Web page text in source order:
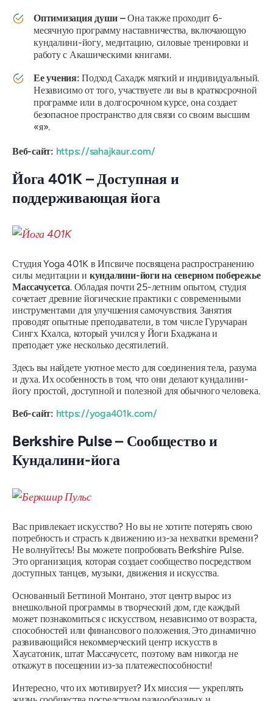
Оптимизация души –Она также проходит 6-
месячную программу наставничества, включающую
кундалини-йогу, медитацию, силовые тренировки и
работу с Акашическими книгами.
Ее учения:Подход Сахадж мягкий и индивидуальный.
Независимо от того, участвуете ли вы в краткосрочной
программе или в долгосрочном курсе, она создает
безопасное пространство для связи со своим высшим
«я».
Веб-сайт: https://sahajkaur.com/
Йога 401K – Доступная и
поддерживающая йога
Студия Yoga 401K в Ипсвиче посвящена распространению
силы медитации и кундалини-йоги на северном побережье
Массачусетса. Обладая почти 25-летним опытом, студия
сочетает древние йогические практики с современными
инструментами для улучшения самочувствия. Занятия
проводят опытные преподаватели, в том числе Гуручаран
Сингх Кхалса, который учился у Йоги Бхаджана и
преподает уже несколько десятилетий.
Здесь вы найдете уютное место для соединения тела, разума
и духа. Их особенность в том, что они делают кундалини-
йогу простой, доступной и полезной для обычного человека.
Веб-сайт: https://yoga401k.com/
Berkshire Pulse – Сообщество и
Кундалини-йога
Вас привлекает искусство? Но вы не хотите потерять свою
потребность и страсть к движению из-за нехватки времени?
Не волнуйтесь! Вы можете попробовать Berkshire Pulse.
Это организация, которая создает сообщество посредством
доступных танцев, музыки, движения и искусства.
Основанный Беттиной Монтано, этот центр вырос из
внешкольной программы в творческий дом, где каждый
может познакомиться с искусством, независимо от возраста,
способностей или финансового положения. Это динамично
развивающийся некоммерческий центр искусств в
Хаусатоник, штат Массачусетс, поэтому вам никогда не
откажут в посещении из-за платежеспособности!
Интересно, что их мотивирует? Их миссия — укреплять